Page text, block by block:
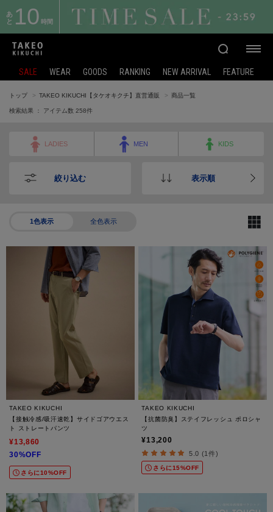
あ
と 10 時間
SALE WEAR GOODS RANKING NEW ARRIVAL FEATURE
トップ TAKEO KIKUCHI【タケオキクチ】直営通販 商品一覧
検索結果 ： アイテム数 258件
LADIES MEN KIDS
絞り込む 表示順
1色表示 全色表示
TAKEO KIKUCHI
【接触冷感/吸汗速乾】サイドゴアウエス
ト ストレートパンツ
¥13,860
30%OFF
さらに10%OFF
TAKEO KIKUCHI
【抗菌防臭】ステイフレッシュ ポロシャ
ツ
¥13,200
5.0 (1件)
さらに15%OFF